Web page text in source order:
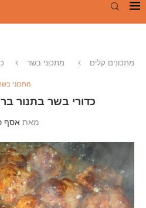
מתכונים קלים מתכוני בשר
מתכוני
כדורי בשר בתנור
מאת אסף